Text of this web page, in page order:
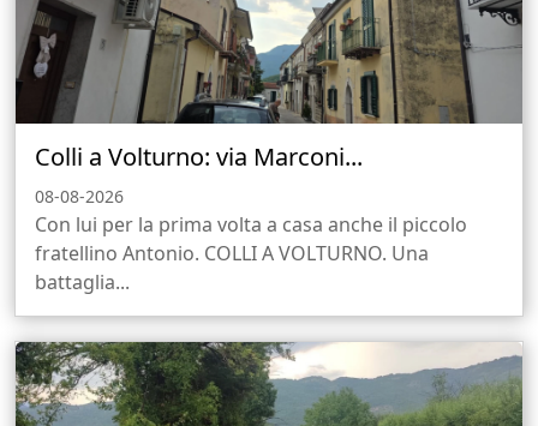
Colli a Volturno: via Marconi...
08-08-2026
Con lui per la prima volta a casa anche il piccolo
fratellino Antonio. COLLI A VOLTURNO. Una
battaglia...